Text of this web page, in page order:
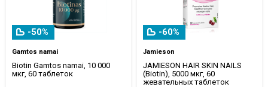
-50%
Gamtos namai
Biotin Gamtos namai, 10 000
мкг, 60 таблеток
-60%
Jamieson
JAMIESON HAIR SKIN NAILS
(Biotin), 5000 мкг, 60
жевательных таблеток